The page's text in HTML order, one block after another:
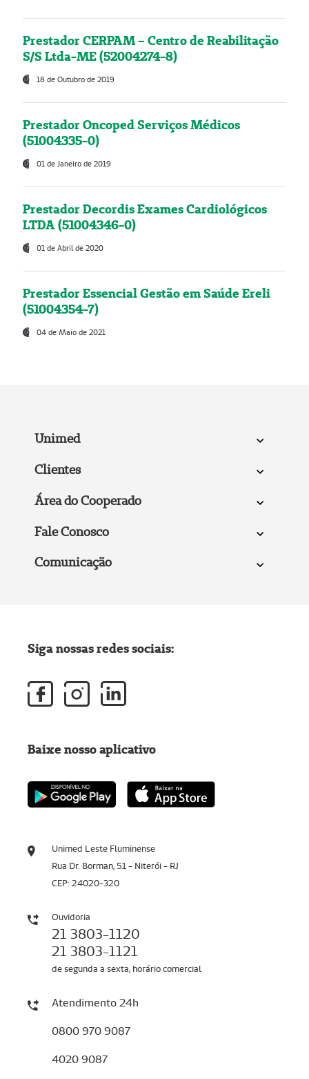
Prestador CERPAM – Centro de Reabilitação
S/S Ltda-ME (52004274-8)
18 de Outubro de 2019
Prestador Oncoped Serviços Médicos
(51004335-0)
01 de Janeiro de 2019
Prestador Decordis Exames Cardiológicos
LTDA (51004346-0)
01 de Abril de 2020
Prestador Essencial Gestão em Saúde Ereli
(51004354-7)
04 de Maio de 2021
Unimed
Clientes
Área do Cooperado
Fale Conosco
Comunicação
Unimed Leste Fluminense
Rua Dr. Borman, 51 - Niterói - RJ
CEP: 24020-320
Ouvidoria
21 3803-1120
21 3803-1121
de segunda a sexta, horário comercial
Atendimento 24h
0800 970 9087
4020 9087
Siga nossas redes sociais:
Baixe nosso aplicativo